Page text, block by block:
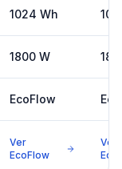
1024 Wh
1800 W
EcoFlow
Ver
EcoFlow
Ver